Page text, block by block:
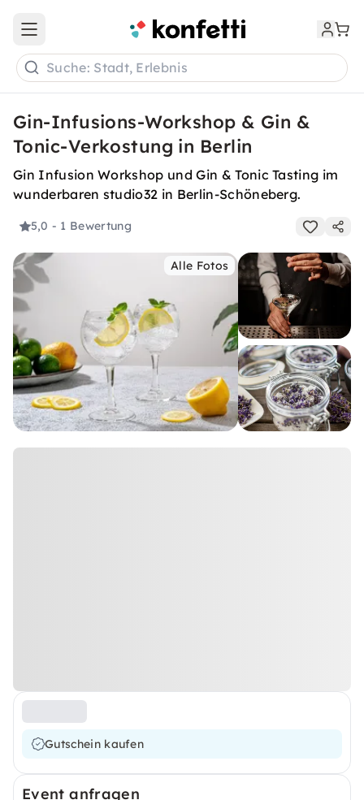
Open main menu
Suche: Stadt, Erlebnis
Gin-Infusions-Workshop & Gin &
Tonic-Verkostung in Berlin
Gin Infusion Workshop und Gin & Tonic Tasting im
wunderbaren studio32 in Berlin-Schöneberg.
5,0 - 1 Bewertung
Alle Fotos
Gutschein kaufen
Event anfragen